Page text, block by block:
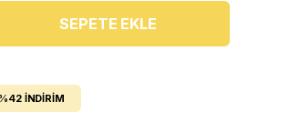
SEPETE EKLE
%42 İNDIRIM